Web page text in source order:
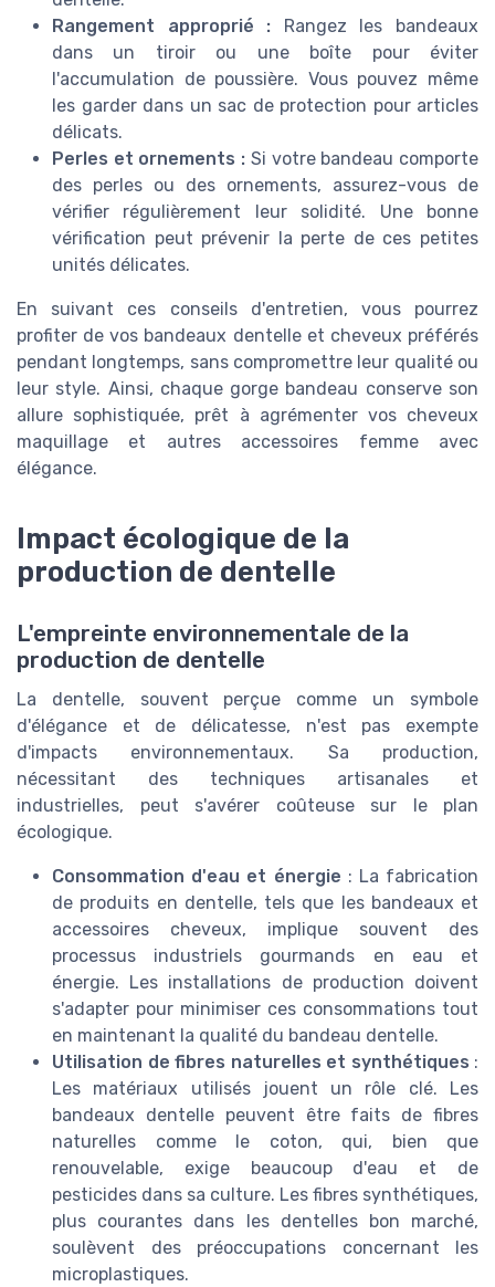
Rangement approprié : Rangez les bandeaux
dans un tiroir ou une boîte pour éviter
l'accumulation de poussière. Vous pouvez même
les garder dans un sac de protection pour articles
délicats.
Perles et ornements : Si votre bandeau comporte
des perles ou des ornements, assurez-vous de
vérifier régulièrement leur solidité. Une bonne
vérification peut prévenir la perte de ces petites
unités délicates.
En suivant ces conseils d'entretien, vous pourrez
profiter de vos bandeaux dentelle et cheveux préférés
pendant longtemps, sans compromettre leur qualité ou
leur style. Ainsi, chaque gorge bandeau conserve son
allure sophistiquée, prêt à agrémenter vos cheveux
maquillage et autres accessoires femme avec
élégance.
Impact écologique de la
production de dentelle
L'empreinte environnementale de la
production de dentelle
La dentelle, souvent perçue comme un symbole
d'élégance et de délicatesse, n'est pas exempte
d'impacts environnementaux. Sa production,
nécessitant des techniques artisanales et
industrielles, peut s'avérer coûteuse sur le plan
écologique.
Consommation d'eau et énergie : La fabrication
de produits en dentelle, tels que les bandeaux et
accessoires cheveux, implique souvent des
processus industriels gourmands en eau et
énergie. Les installations de production doivent
s'adapter pour minimiser ces consommations tout
en maintenant la qualité du bandeau dentelle.
Utilisation de fibres naturelles et synthétiques :
Les matériaux utilisés jouent un rôle clé. Les
bandeaux dentelle peuvent être faits de fibres
naturelles comme le coton, qui, bien que
renouvelable, exige beaucoup d'eau et de
pesticides dans sa culture. Les fibres synthétiques,
plus courantes dans les dentelles bon marché,
soulèvent des préoccupations concernant les
microplastiques.